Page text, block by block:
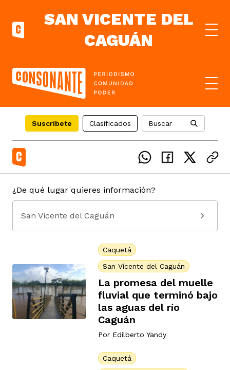
SAN VICENTE DEL
CAGUÁN
Suscríbete Clasificados Buscar
¿De qué lugar quieres información?
San Vicente del Caguán
Caquetá
San Vicente del Caguán
La promesa del muelle
fluvial que terminó bajo
las aguas del río
Caguán
Por Edilberto Yandy
Caquetá
del Caguán
del Cesar
de Atrato
étnicos
armado
país
Codazzi
Consonante